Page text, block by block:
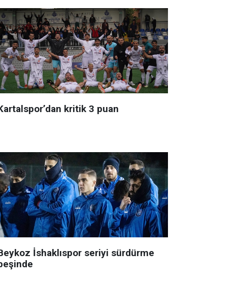
kritik 3 puan
İshaklıspor seriyi sürdürme